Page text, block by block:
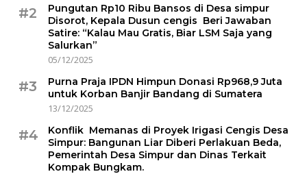
#2
Pungutan Rp10 Ribu Bansos di Desa simpur
Disorot, Kepala Dusun cengis Beri Jawaban
Satire: “Kalau Mau Gratis, Biar LSM Saja yang
Salurkan”
05/12/2025
#3
Purna Praja IPDN Himpun Donasi Rp968,9 Juta
untuk Korban Banjir Bandang di Sumatera
13/12/2025
#4
Konflik Memanas di Proyek Irigasi Cengis Desa
Simpur: Bangunan Liar Diberi Perlakuan Beda,
Pemerintah Desa Simpur dan Dinas Terkait
Kompak Bungkam.